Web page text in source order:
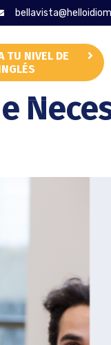
TU NIVEL DE